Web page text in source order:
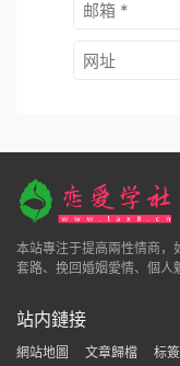
本站專注于提高兩性情商，
套路、挽回婚姻愛情、個人
站内鏈接
網站地圖 文章歸檔 标